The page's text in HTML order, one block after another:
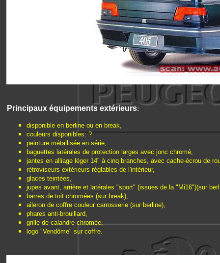
Principaux équipements extérieurs:
disponible en berline ou en break,
couleurs disponibles: ?
peinture métallisée en série,
baguettes latérales de protection larges avec jonc chromé,
jantes en alliage léger 14" à cinq branches, avec cache-écrou de
rétroviseurs extérieurs réglables de l'intérieur,
glaces teintées,
jupes avant, arrière et latérales "sport" (issues de la "Mi16")(sur
barres de toit chromées (sur break),
aileron de coffre couleur carrosserie (sur berline),
phares anti-brouillard,
grille de calandre chromée,
logo "Vendôme" sur coffre.